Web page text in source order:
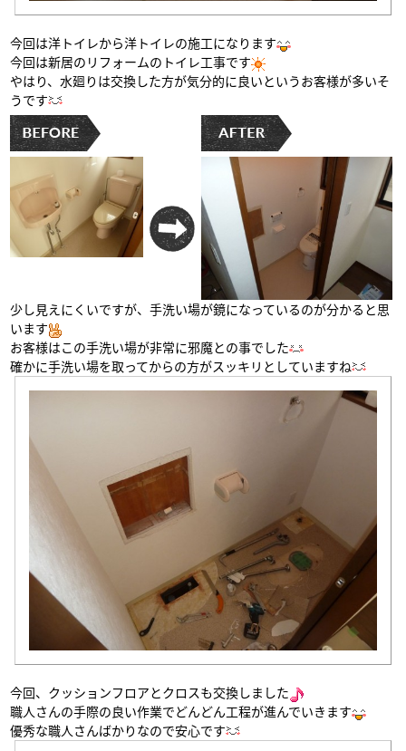
今回は洋トイレから洋トイレの施工になります
今回は新居のリフォームのトイレ工事です
やはり、水廻りは交換した方が気分的に良いというお客様が多いそ
うです
少し見えにくいですが、手洗い場が鏡になっているのが分かると思
います
お客様はこの手洗い場が非常に邪魔との事でした
確かに手洗い場を取ってからの方がスッキリとしていますね
今回、クッションフロアとクロスも交換しました
職人さんの手際の良い作業でどんどん工程が進んでいきます
優秀な職人さんばかりなので安心です